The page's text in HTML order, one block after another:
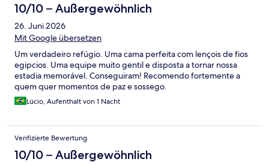
10/10 – Außergewöhnlich
26. Juni 2026
Mit Google übersetzen
Um verdadeiro refúgio. Uma cama perfeita com lençois de fios
egipcios. Uma equipe muito gentil e disposta a tornar nossa
estadia memorável. Conseguiram! Recomendo fortemente a
quem quer momentos de paz e sossego.
Lúcio, Aufenthalt von 1 Nacht
Verifizierte Bewertung
10/10 – Außergewöhnlich